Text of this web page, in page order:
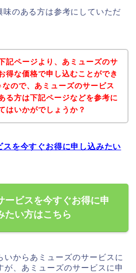
味のある方は参考にしていただ
記ページより、あミューズのサ
得な価格で申し込むことができ
なので、あミューズのサービス
る方は下記ページなどを参考に
はいかがでしょうか？
スを今すぐお得に申し込みたい
ービスを今すぐお得に申
たい方はこちら
いからあミューズのサービスに
が、あミューズのサービスに申